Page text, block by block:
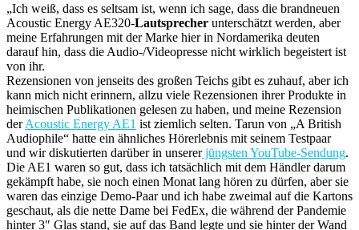
„Ich weiß, dass es seltsam ist, wenn ich sage, dass die brandneuen
Acoustic Energy AE320-Lautsprecher unterschätzt werden, aber
meine Erfahrungen mit der Marke hier in Nordamerika deuten
darauf hin, dass die Audio-/Videopresse nicht wirklich begeistert ist
von ihr.
Rezensionen von jenseits des großen Teichs gibt es zuhauf, aber ich
kann mich nicht erinnern, allzu viele Rezensionen ihrer Produkte in
heimischen Publikationen gelesen zu haben, und meine Rezension
derAcoustic Energy AE1 ist ziemlich selten. Tarun von „A British
Audiophile“ hatte ein ähnliches Hörerlebnis mit seinem Testpaar
und wir diskutierten darüber in unsererjüngsten YouTube-Sendung.
Die AE1 waren so gut, dass ich tatsächlich mit dem Händler darum
gekämpft habe, sie noch einen Monat lang hören zu dürfen, aber sie
waren das einzige Demo-Paar und ich habe zweimal auf die Kartons
geschaut, als die nette Dame bei FedEx, die während der Pandemie
hinter 3″ Glas stand, sie auf das Band legte und sie hinter der Wand